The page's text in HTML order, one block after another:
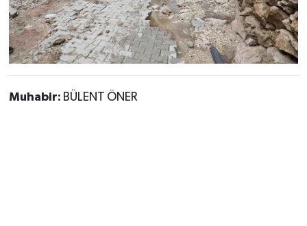
Muhabir: BÜLENT ÖNER